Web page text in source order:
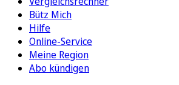
Bütz Mich
Hilfe
Online-Service
Meine Region
Abo kündigen